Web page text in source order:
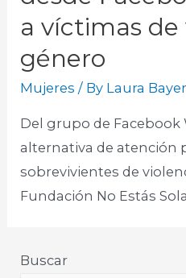
a víctimas
género
Mujeres / By Laura Bayer
Del grupo de
alternativa de atención
sobrevivientes de
Fundación No Estás
Buscar